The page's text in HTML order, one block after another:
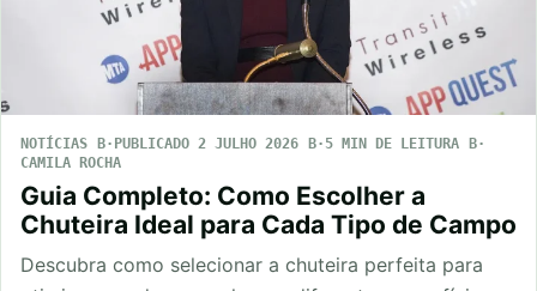
NOTÍCIAS PUBLICADO 2 JULHO 2026
5 MIN DE LEITURA
CAMILA ROCHA
Guia Completo: Como Escolher a
Chuteira Ideal para Cada Tipo de Campo
Descubra como selecionar a chuteira perfeita para